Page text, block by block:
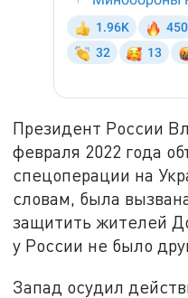
Президент России
февраля 2022 года
спецоперации на
словам, была
защитить жителей
у России не было
Запад осудил